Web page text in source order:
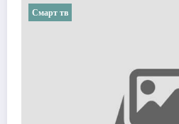
Смарт тв